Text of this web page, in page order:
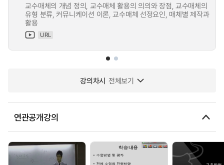
교수매체의 개념 정의, 교수매체 활용의 의의와 장점, 교수매체의
유형 분류, 커뮤니케이션 이론, 교수매체 선정요인, 매체별 제작과
활용
URL
강의차시 전체보기
연관공개강의